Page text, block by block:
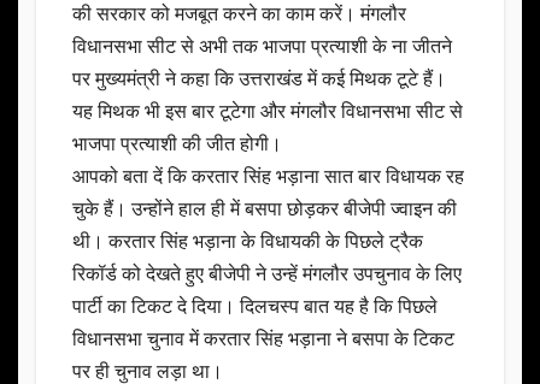
की सरकार को मजबूत करने का काम करें। मंगलौर
विधानसभा सीट से अभी तक भाजपा प्रत्याशी के ना जीतने
पर मुख्यमंत्री ने कहा कि उत्तराखंड में कई मिथक टूटे हैं।
यह मिथक भी इस बार टूटेगा और मंगलौर विधानसभा सीट से
भाजपा प्रत्याशी की जीत होगी।
आपको बता दें कि करतार सिंह भड़ाना सात बार विधायक रह
चुके हैं। उन्होंने हाल ही में बसपा छोड़कर बीजेपी ज्वाइन की
थी। करतार सिंह भड़ाना के विधायकी के पिछले ट्रैक
रिकॉर्ड को देखते हुए बीजेपी ने उन्हें मंगलौर उपचुनाव के लिए
पार्टी का टिकट दे दिया। दिलचस्प बात यह है कि पिछले
विधानसभा चुनाव में करतार सिंह भड़ाना ने बसपा के टिकट
पर ही चुनाव लड़ा था।